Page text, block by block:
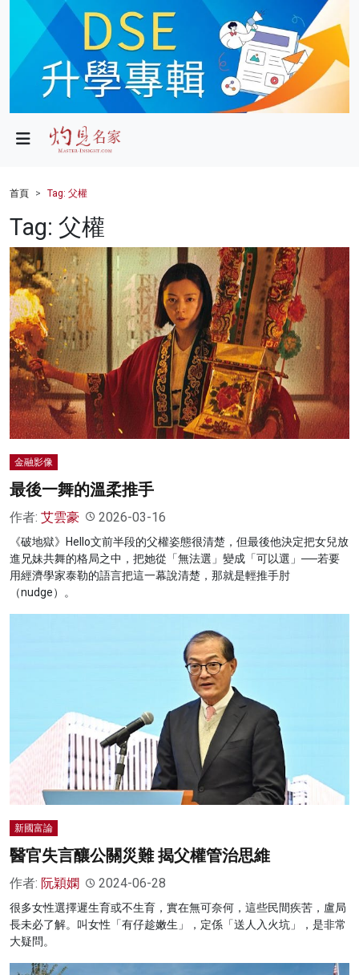
政局
財經
健康
商業
科技
影片
名家榜
灼見活動
首頁 Tag: 父權
Tag: 父權
金融影像
最後一舞的溫柔推手
作者: 艾雲豪 2026-03-16
《破地獄》Hello文前半段的父權姿態很清楚，但最後他決定把女兒放
進兄妹共舞的格局之中，把她從「無法選」變成「可以選」──若要
用經濟學家泰勒的語言把這一幕說清楚，那就是輕推手肘
（nudge）。
新國富論
醫官失言釀公關災難 揭父權管治思維
作者: 阮穎嫻 2024-06-28
很多女性選擇遲生育或不生育，實在無可奈何，這些民間疾苦，盧局
長未必了解。叫女性「有仔趁嫩生」，定係「送人入火坑」，是非常
大疑問。